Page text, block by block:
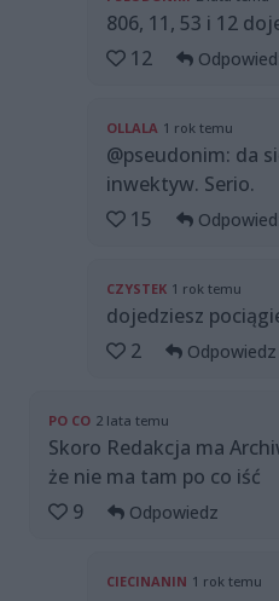
806, 11, 53 i 12
12
OLLALA 1 rok temu
@pseudonim: da
inwektyw. Serio.
15
CZYSTEK 1 rok temu
dojedziesz
2
Odpowiedz
PO CO 2 lata temu
Skoro Redakcja ma
że nie ma tam po co iść
9
Odpowiedz
CIECINANIN 1 rok temu